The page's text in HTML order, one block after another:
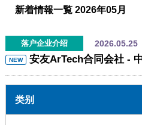
新着情報一覧2026年05月
落户企业介绍 2026.05.25
NEW 安友ArTech合同会社 - 中国
类别